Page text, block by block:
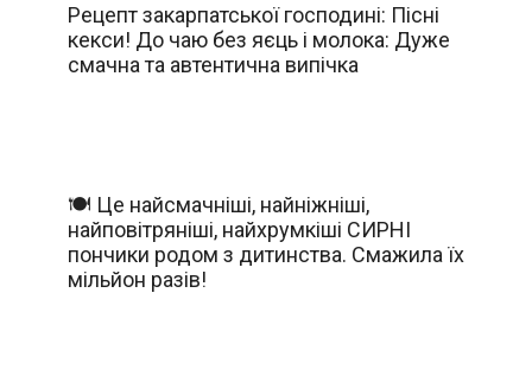
Рецепт закарпатської господині: Пісні
кекси! До чаю без яєць і молока: Дуже
смачна та автентична випічка
🍽️ Це найсмачніші, найніжніші,
найповітряніші, найхрумкіші СИРНІ
пончики родом з дитинства. Смажила їх
мільйон разів!